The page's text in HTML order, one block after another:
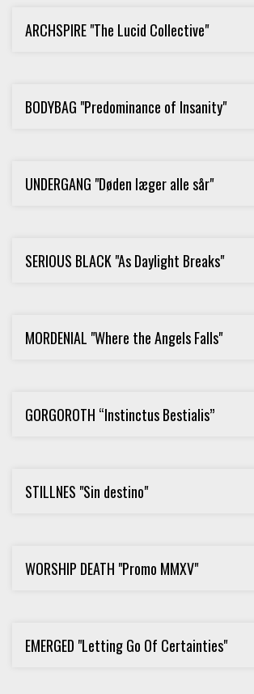
ARCHSPIRE "The Lucid Collective"
BODYBAG "Predominance of Insanity"
UNDERGANG "Døden læger alle sår"
SERIOUS BLACK "As Daylight Breaks"
MORDENIAL "Where the Angels Falls"
GORGOROTH “Instinctus Bestialis”
STILLNES "Sin destino"
WORSHIP DEATH "Promo MMXV"
EMERGED "Letting Go Of Certainties"